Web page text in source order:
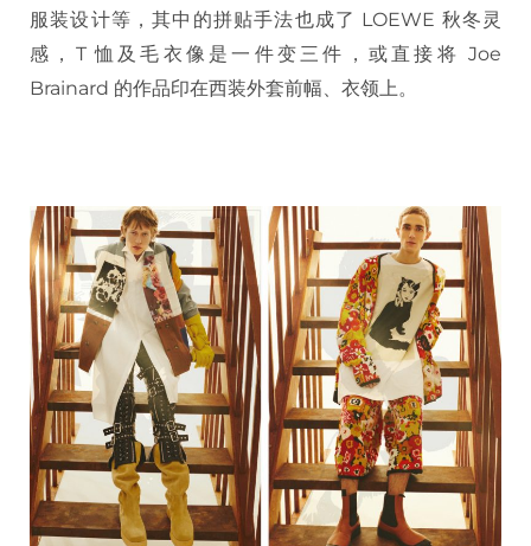
服装设计等，其中的拼贴手法也成了 LOEWE 秋冬灵
感，T 恤及毛衣像是一件变三件，或直接将 Joe
Brainard 的作品印在西装外套前幅、衣领上。